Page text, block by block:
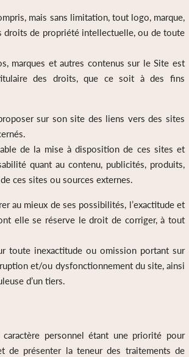
mais sans limitation, tout logo, marque,
droits de propriété intellectuelle, ou de toute
marques et autres contenus sur le Site est
des droits, que ce soit à des fins
sur son site des liens vers des sites
de la mise à disposition de ces sites et
quant au contenu, publicités, produits,
ces sites ou sources externes.
au mieux de ses possibilités, l’exactitude et
elle se réserve le droit de corriger, à tout
toute inexactitude ou omission portant sur
et/ou dysfonctionnement du site, ainsi
d’un tiers.
personnel étant une priorité pour
de présenter la teneur des traitements de